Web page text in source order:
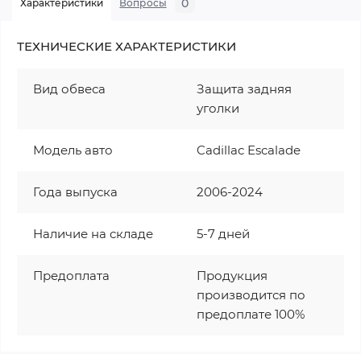
Характеристики Вопросы
ТЕХНИЧЕСКИЕ ХАРАКТЕРИСТИКИ
Вид обвеса
Защита задняя
уголки
Модель авто Cadillac Escalade
Года выпуска 2006-2024
Наличие на складе 5-7 дней
Предоплата
Продукция
производится по
предоплате 100%